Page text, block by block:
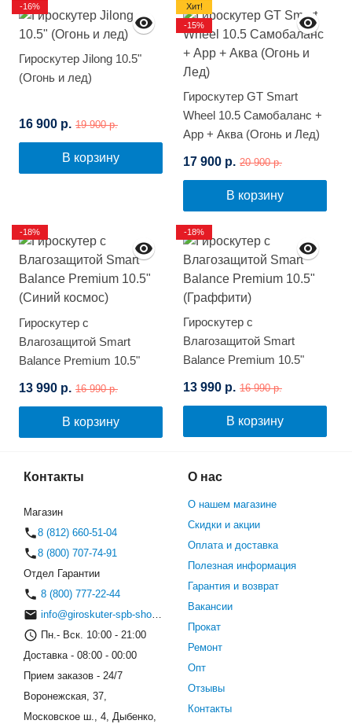
Гироскутер Jilong 10.5"
(Огонь и лед)
16 900 р. 19 900 р.
В корзину
-16%
Гироскутер GT Smart
Wheel 10.5 Самобаланс +
App + Аква (Огонь и Лед)
17 900 р. 20 900 р.
В корзину
Хит!
-15%
Гироскутер с
Влагозащитой Smart
Balance Premium 10.5"
13 990 р. 16 990 р.
В корзину
-18%
Гироскутер с
Влагозащитой Smart
Balance Premium 10.5"
13 990 р. 16 990 р.
В корзину
-18%
Контакты
Магазин
8 (812) 660-51-04
8 (800) 707-74-91
Отдел Гарантии
8 (800) 777-22-44
info@giroskuter-spb-shop.ru
Пн.- Вск. 10:00 - 21:00
Доставка - 08:00 - 00:00
Прием заказов - 24/7
Воронежская, 37,
Московское ш., 4, Дыбенко,
О нас
О нашем магазине
Скидки и акции
Оплата и доставка
Полезная информация
Гарантия и возврат
Вакансии
Прокат
Ремонт
Опт
Отзывы
Контакты